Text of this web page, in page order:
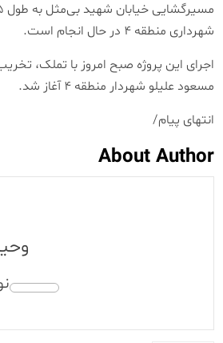
شهرداری منطقه ۴ در حال انجام است.
اجرای این پروژه صبح امروز با تملک،
مسعود علیلو شهردار منطقه ۴ آغاز شد.
انتهای پیام/
About Author